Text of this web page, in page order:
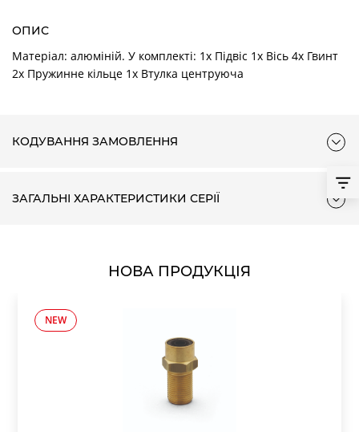
ОПИС
Матеріал: алюміній. У комплекті: 1х Підвіс 1х Вісь 4х Гвинт
2х Пружинне кільце 1х Втулка центруюча
КОДУВАННЯ ЗАМОВЛЕННЯ
ЗАГАЛЬНІ ХАРАКТЕРИСТИКИ СЕРІЇ
НОВА ПРОДУКЦІЯ
NEW